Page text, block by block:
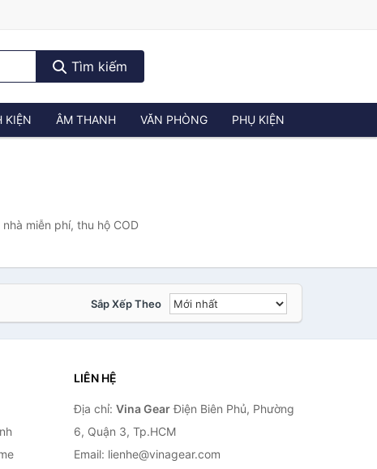
Tìm kiếm
KIỆN ÂM THANH VĂN PHÒNG PHỤ KIỆN
miễn phí, thu hộ COD
Sắp Xếp Theo
LIÊN HỆ
Địa chỉ: Vina GearĐiện Biên Phủ, Phường
6, Quận 3, Tp.HCM
Email: lienhe@vinagear.com